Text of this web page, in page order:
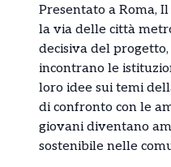
Presentato a Roma,
la via delle città
decisiva del
incontrano le
loro idee sui temi
di confronto con le
giovani diventano
sostenibile nelle